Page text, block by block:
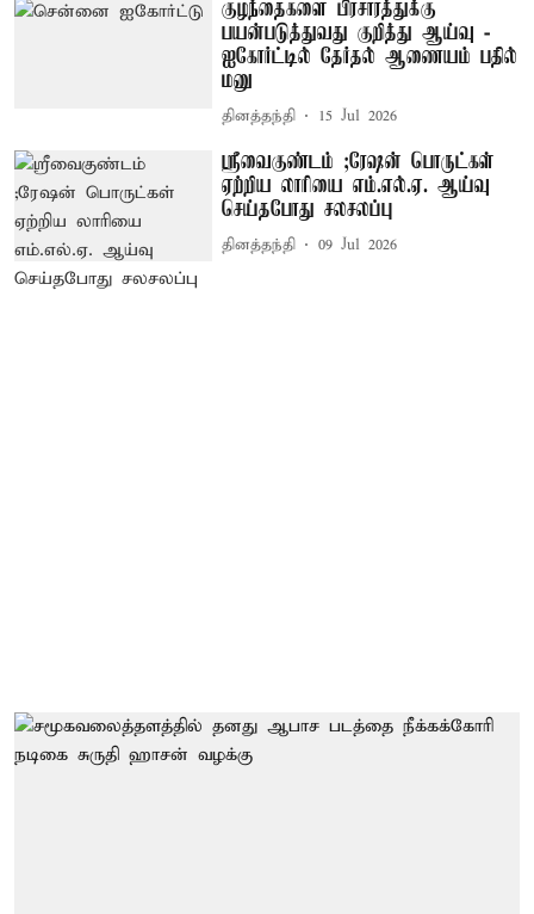
குழந்தைகளை பிரசாரத்துக்கு
பயன்படுத்துவது குறித்து ஆய்வு -
ஐகோர்ட்டில் தேர்தல் ஆணையம் பதில்
மனு
தினத்தந்தி 15 Jul 2026
ஸ்ரீவைகுண்டம் ;ரேஷன் பொருட்கள்
ஏற்றிய லாரியை எம்.எல்.ஏ. ஆய்வு
செய்தபோது சலசலப்பு
தினத்தந்தி 09 Jul 2026